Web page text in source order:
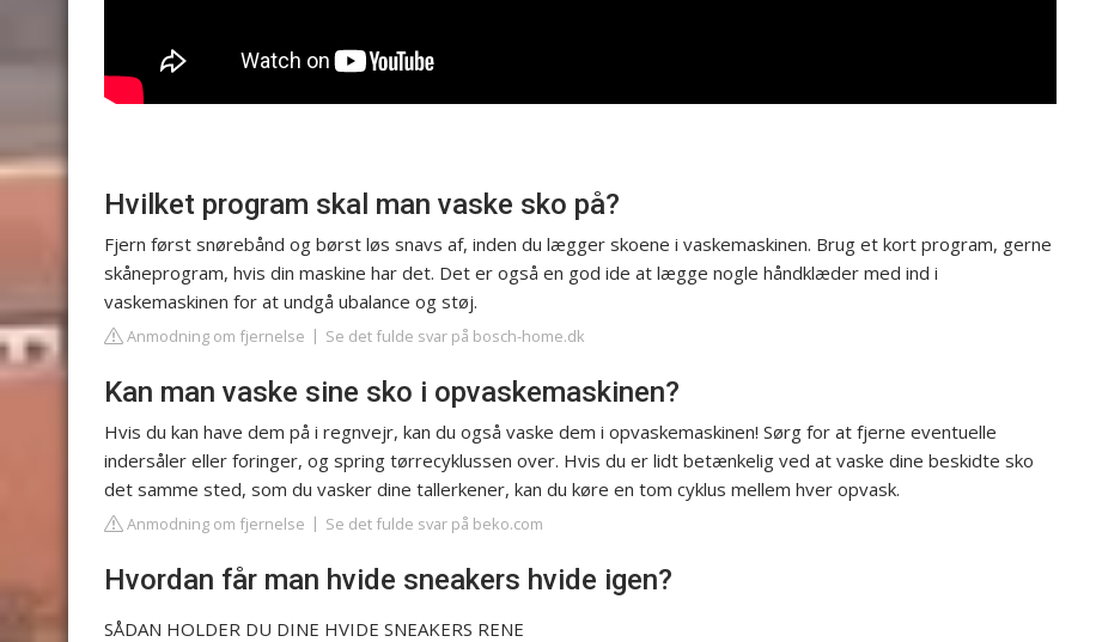
Hvilket program skal man vaske sko på?
Fjern først snørebånd og børst løs snavs af, inden du lægger skoene i vaskemaskinen. Brug et kort program, gerne
skåneprogram, hvis din maskine har det. Det er også en god ide at lægge nogle håndklæder med ind i
vaskemaskinen for at undgå ubalance og støj.
Anmodning om fjernelse Se det fulde svar på bosch-home.dk
Kan man vaske sine sko i opvaskemaskinen?
Hvis du kan have dem på i regnvejr, kan du også vaske dem i opvaskemaskinen! Sørg for at fjerne eventuelle
indersåler eller foringer, og spring tørrecyklussen over. Hvis du er lidt betænkelig ved at vaske dine beskidte sko
det samme sted, som du vasker dine tallerkener, kan du køre en tom cyklus mellem hver opvask.
Anmodning om fjernelse Se det fulde svar på beko.com
Hvordan får man hvide sneakers hvide igen?
SÅDAN HOLDER DU DINE HVIDE SNEAKERS RENE